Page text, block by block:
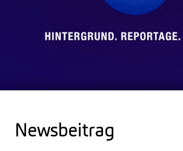
Newsbeitrag